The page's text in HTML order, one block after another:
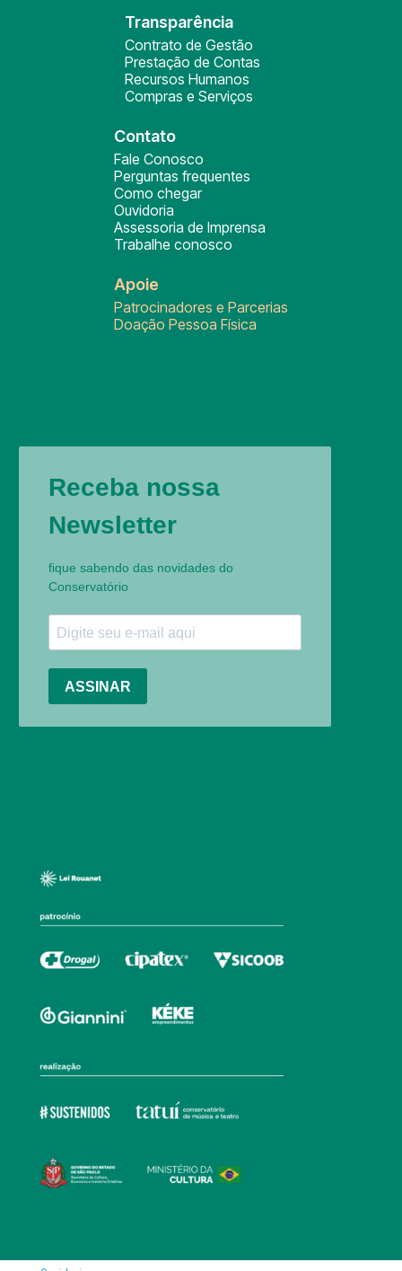
Transparência
Contrato de Gestão
Prestação de Contas
Recursos Humanos
Compras e Serviços
Contato
Fale Conosco
Perguntas frequentes
Como chegar
Ouvidoria
Assessoria de Imprensa
Trabalhe conosco
Apoie
Patrocinadores e Parcerias
Doação Pessoa Física